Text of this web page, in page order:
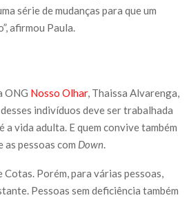
série de mudanças para que um
afirmou Paula.
ONG Nosso Olhar, Thaissa Alvarenga,
indivíduos deve ser trabalhada
vida adulta. E quem convive também
as pessoas com Down.
Cotas. Porém, para várias pessoas,
Pessoas sem deficiência também